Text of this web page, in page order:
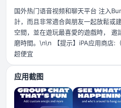
国外热门语音视频和聊天平台 注入
計，而且非常適合與朋友一起放鬆或
空間，並在遊玩最喜愛的遊戲時， 邀
磨時間。\n\n 【提示】iPA应用商店
超便宜
应用截图